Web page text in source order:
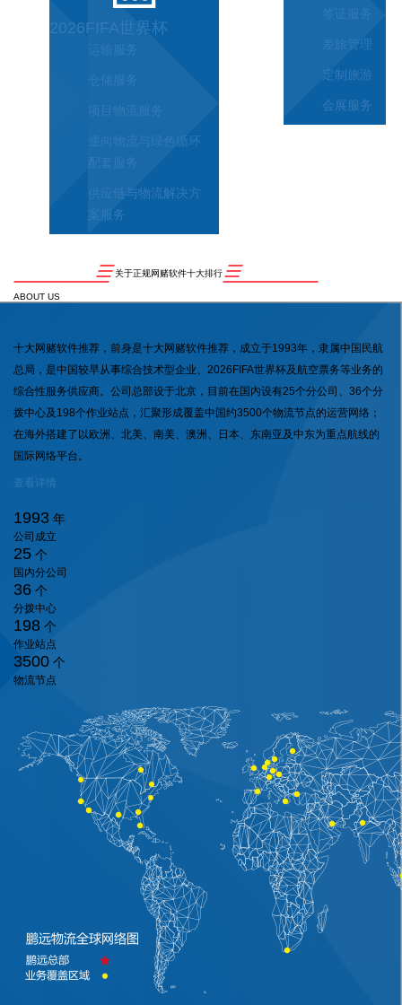
2026FIFA世界杯
运输服务
仓储服务
项目物流服务
逆向物流与绿色循环
配套服务
供应链与物流解决方
案服务
签证服务
差旅管理
定制旅游
会展服务
关于正规网赌软件十大排行
ABOUT US
十大网赌软件推荐，前身是十大网赌软件推荐，成立于1993年，隶属中国民航
总局，是中国较早从事综合技术型企业、2026FIFA世界杯及航空票务等业务的
综合性服务供应商。公司总部设于北京，目前在国内设有25个分公司、36个分
拨中心及198个作业站点，汇聚形成覆盖中国约3500个物流节点的运营网络；
在海外搭建了以欧洲、北美、南美、澳洲、日本、东南亚及中东为重点航线的
国际网络平台。
查看详情
1993 年
公司成立
25 个
国内分公司
36 个
分拨中心
198 个
作业站点
3500 个
物流节点